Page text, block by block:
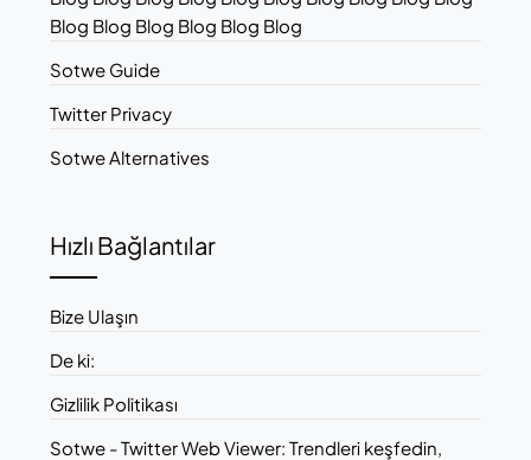
Blog Blog Blog Blog Blog Blog
Sotwe Guide
Twitter Privacy
Sotwe Alternatives
Hızlı Bağlantılar
Bize Ulaşın
De ki:
Gizlilik Politikası
Sotwe - Twitter Web Viewer: Trendleri keşfedin,